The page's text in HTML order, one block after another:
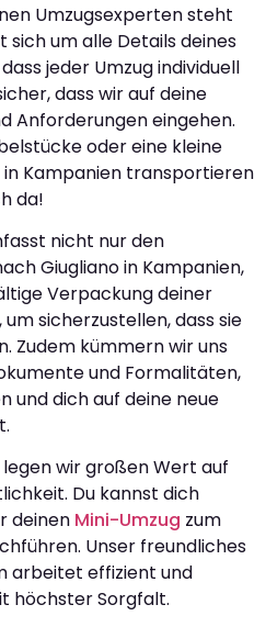
Umzugsexperten steht
sich um alle Details deines
jeder Umzug individuell
dass wir auf deine
Anforderungen eingehen.
oder eine kleine
in Kampanien transportieren
da!
nicht nur den
Giugliano in Kampanien,
Verpackung deiner
sicherzustellen, dass sie
Zudem kümmern wir uns
und Formalitäten,
und dich auf deine neue
wir großen Wert auf
Du kannst dich
deinen Mini-Umzug zum
Unser freundliches
arbeitet effizient und
höchster Sorgfalt.